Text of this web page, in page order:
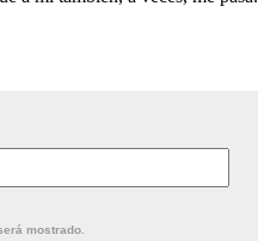
mostrado.